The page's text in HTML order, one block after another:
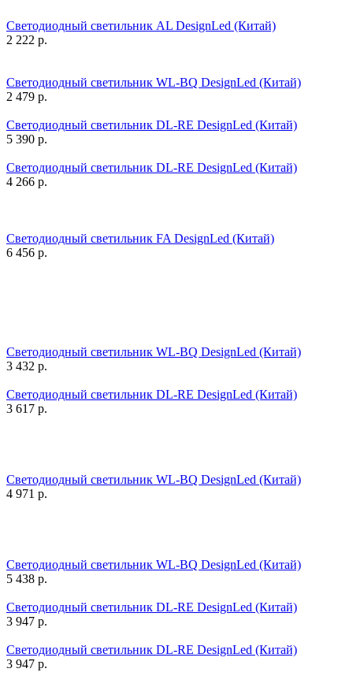
Светодиодный светильник AL DesignLed (Китай)
2 222 р.
Светодиодный светильник WL-BQ DesignLed (Китай)
2 479 р.
Светодиодный светильник DL-RE DesignLed (Китай)
5 390 р.
Светодиодный светильник DL-RE DesignLed (Китай)
4 266 р.
Светодиодный светильник FA DesignLed (Китай)
6 456 р.
Светодиодный светильник WL-BQ DesignLed (Китай)
3 432 р.
Светодиодный светильник DL-RE DesignLed (Китай)
3 617 р.
Светодиодный светильник WL-BQ DesignLed (Китай)
4 971 р.
Светодиодный светильник WL-BQ DesignLed (Китай)
5 438 р.
Светодиодный светильник DL-RE DesignLed (Китай)
3 947 р.
Светодиодный светильник DL-RE DesignLed (Китай)
3 947 р.